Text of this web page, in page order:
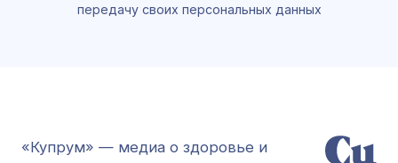
передачу своих персональных данных
«Купрум» — медиа о здоровье и